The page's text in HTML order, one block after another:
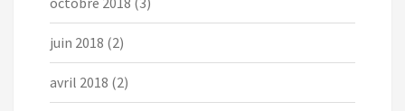
juin 2018 (2)
avril 2018 (2)